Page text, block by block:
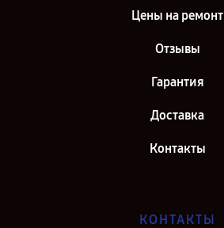
Цены на ремонт
Отзывы
Гарантия
Доставка
Контакты
КОНТАКТЫ